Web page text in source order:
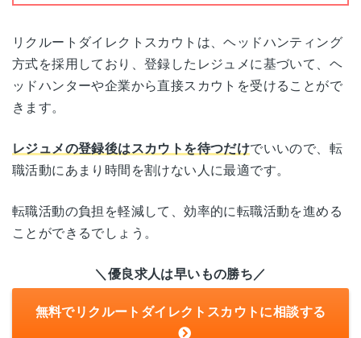
リクルートダイレクトスカウトは、ヘッドハンティング
方式を採用しており、登録したレジュメに基づいて、ヘ
ッドハンターや企業から直接スカウトを受けることがで
きます。
レジュメの登録後はスカウトを待つだけでいいので、転
職活動にあまり時間を割けない人に最適です。
転職活動の負担を軽減して、効率的に転職活動を進める
ことができるでしょう。
＼優良求人は早いもの勝ち／
無料でリクルートダイレクトスカウトに相談する